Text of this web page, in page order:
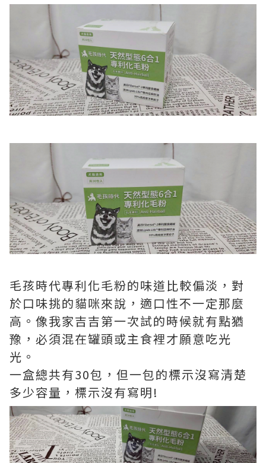
毛孩時代專利化毛粉的味道比較偏淡，對
於口味挑的貓咪來說，適口性不一定那麼
高。像我家吉吉第一次試的時候就有點猶
豫，必須混在罐頭或主食裡才願意吃光
光。
一盒總共有30包，但一包的標示沒寫清楚
多少容量，標示沒有寫明!